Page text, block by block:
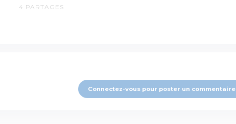
4 PARTAGES
Connectez-vous pour poster un commentaire